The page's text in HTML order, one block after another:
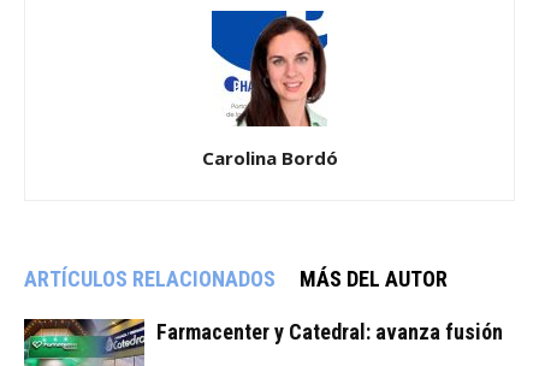
Carolina Bordó
ARTÍCULOS RELACIONADOS MÁS DEL AUTOR
Farmacenter y Catedral: avanza fusión